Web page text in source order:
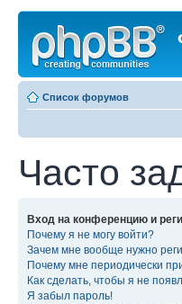
Список форумов
Часто
Вход на конференцию и
Почему я не могу войти?
Зачем мне вообще нужно
Почему мне периодически
Как сделать, чтобы я не
Я забыл пароль!